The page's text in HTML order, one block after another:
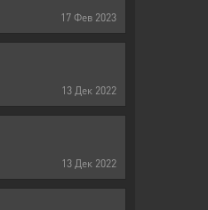
17 Фев 2023
13 Дек 2022
13 Дек 2022